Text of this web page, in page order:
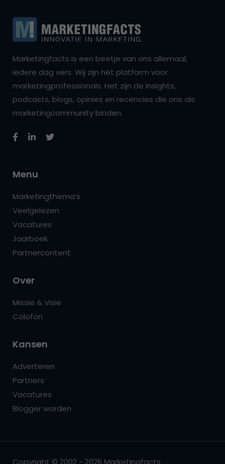
Marketingfacts is een beetje van ons allemaal,
iedere dag vers. Wij zijn hét platform voor
marketingprofessionals. Het zijn de insights,
podcasts, blogs, opinies en recencies die ons als
marketingcommunity binden.
Menu
Marketingthema’s
Veelgelezen
Vacatures
Jaarboek
Partnercontent
Over
Missie & Visie
Colofon
Kansen
Adverteren
Partners
Vacatures
Blogger worden
Copyright © 2002 - 2026 Marketingfacts